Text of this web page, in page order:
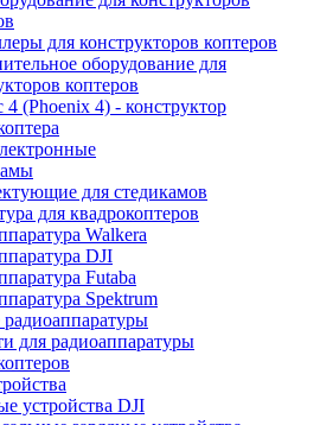
для конструкторов коптеров
оборудование для
коптеров
(Phoenix 4) - конструктор
для стедикамов
для квадрокоптеров
Walkera
DJI
Futaba
Spektrum
для радиоаппаратуры
устройства DJI